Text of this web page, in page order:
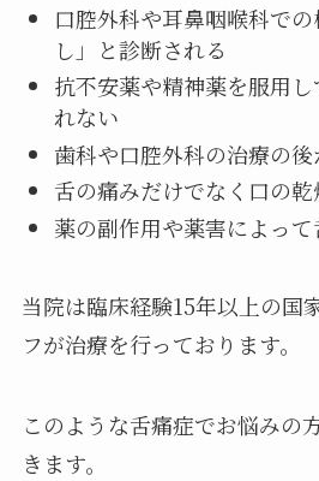
口腔外科や耳鼻咽喉科で
し」と診断される
抗不安薬や精神薬を服用
れない
歯科や口腔外科の治療の
舌の痛みだけでなく口の
薬の副作用や薬害によっ
当院は臨床経験15年以上の国
フが治療を行っております。
このような舌痛症でお悩みの
きます。